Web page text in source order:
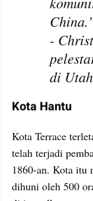
-
di
Kota Hantu
Kota Terrace
telah terjadi
1860-an. Kota itu
dihuni oleh 500